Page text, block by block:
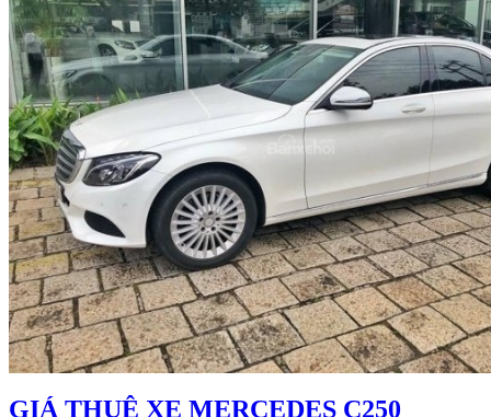
GIÁ THUÊ XE MERCEDES C250